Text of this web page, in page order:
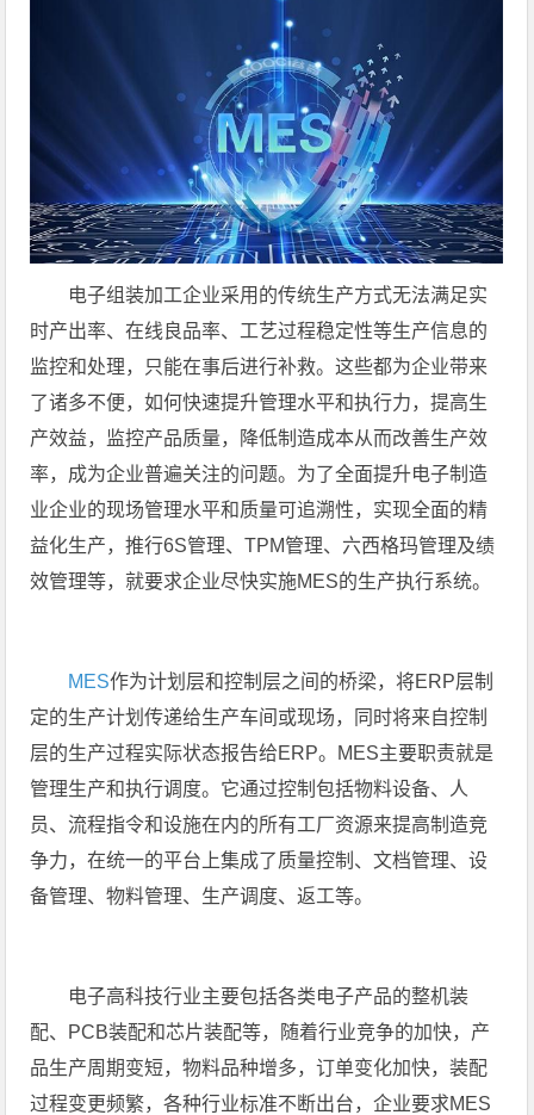
电子组装加工企业采用的传统生产方式无法满足实
时产出率、在线良品率、工艺过程稳定性等生产信息的
监控和处理，只能在事后进行补救。这些都为企业带来
了诸多不便，如何快速提升管理水平和执行力，提高生
产效益，监控产品质量，降低制造成本从而改善生产效
率，成为企业普遍关注的问题。为了全面提升电子制造
业企业的现场管理水平和质量可追溯性，实现全面的精
益化生产，推行6S管理、TPM管理、六西格玛管理及绩
效管理等，就要求企业尽快实施MES的生产执行系统。
MES作为计划层和控制层之间的桥梁，将ERP层制
定的生产计划传递给生产车间或现场，同时将来自控制
层的生产过程实际状态报告给ERP。MES主要职责就是
管理生产和执行调度。它通过控制包括物料设备、人
员、流程指令和设施在内的所有工厂资源来提高制造竞
争力，在统一的平台上集成了质量控制、文档管理、设
备管理、物料管理、生产调度、返工等。
电子高科技行业主要包括各类电子产品的整机装
配、PCB装配和芯片装配等，随着行业竞争的加快，产
品生产周期变短，物料品种增多，订单变化加快，装配
过程变更频繁，各种行业标准不断出台，企业要求MES